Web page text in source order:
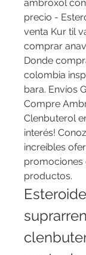
ambroxol
precio -
venta Kur til
comprar
Donde
colombia
bara. Envíos
Compre
Clenbuterol
interés!
increíbles
promociones
productos.